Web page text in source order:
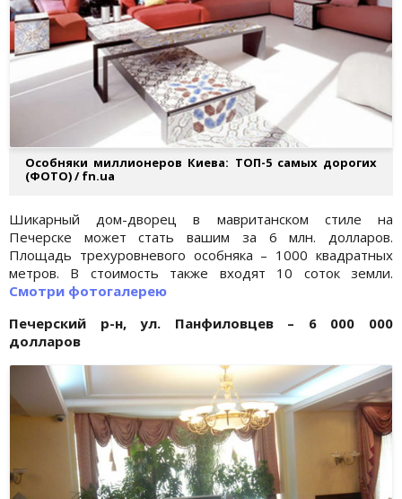
Особняки миллионеров Киева: ТОП-5 самых дорогих
(ФОТО) / fn.ua
Шикарный дом-дворец в мавританском стиле на
Печерске может стать вашим за 6 млн. долларов.
Площадь трехуровневого особняка – 1000 квадратных
метров. В стоимость также входят 10 соток земли.
Смотри фотогалерею
Печерский р-н, ул. Панфиловцев – 6 000 000
долларов